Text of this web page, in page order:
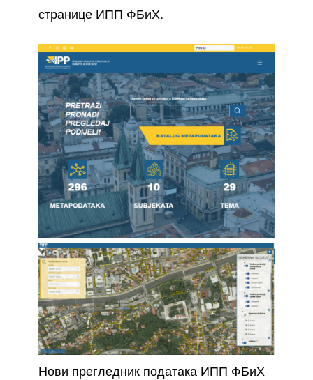
странице ИПП ФБиХ.
Нови прегледник података ИПП ФБиХ